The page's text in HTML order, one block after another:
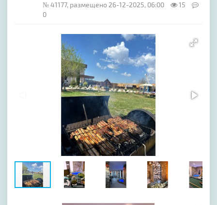
№ 41177, размещено 26-12-2025, 06:00
15
0